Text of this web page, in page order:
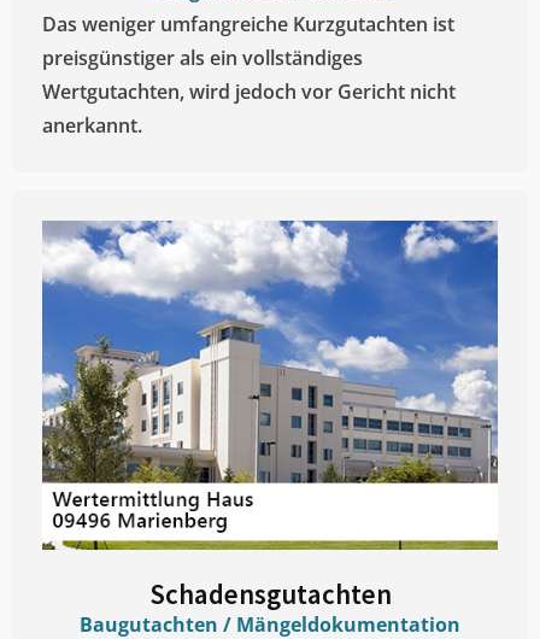
Das weniger umfangreiche Kurzgutachten ist
preisgünstiger als ein vollständiges
Wertgutachten, wird jedoch vor Gericht nicht
anerkannt.
Schadensgutachten
Baugutachten / Mängeldokumentation